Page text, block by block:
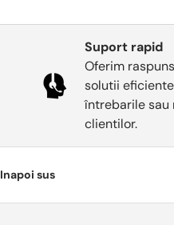
Suport rapid
Oferim
solutii
întrebarile sau
clientilor.
Inapoi sus